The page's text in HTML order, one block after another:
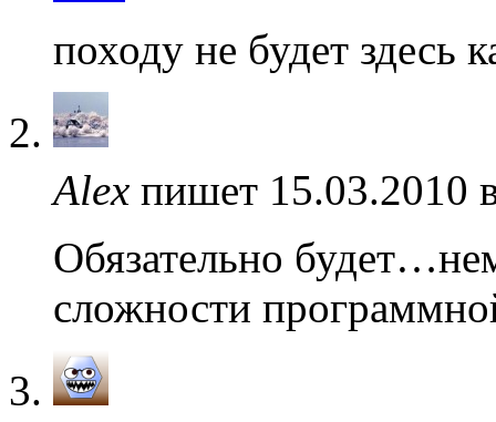
походу не будет здесь
Alex пишет 15.03.2010
Обязательно
сложности